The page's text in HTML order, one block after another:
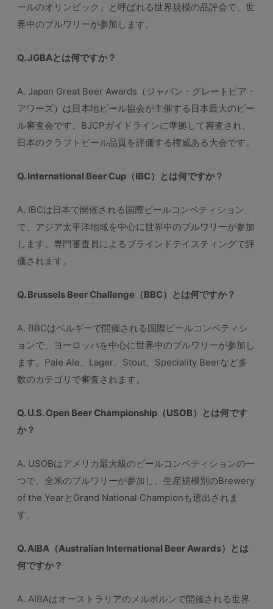
ールのオリンピック」と呼ばれる世界規模の品評会で、世
界中のブルワリーが参加します。
Q. JGBAとは何ですか？
A. Japan Great Beer Awards（ジャパン・グレートビア・
アワーズ）は日本地ビール協会が主催する日本最大のビー
ル審査会です。BJCPガイドラインに準拠して審査され、
日本のクラフトビール品質を評価する権威ある大会です。
Q. International Beer Cup（IBC）とは何ですか？
A. IBCは日本で開催される国際ビールコンペティション
で、アジア太平洋地域を中心に世界中のブルワリーが参加
します。専門審査員によるブラインドテイスティングで評
価されます。
Q. Brussels Beer Challenge（BBC）とは何ですか？
A. BBCはベルギーで開催される国際ビールコンペティシ
ョンで、ヨーロッパを中心に世界中のブルワリーが参加し
ます。Pale Ale、Lager、Stout、Speciality Beerなど多
数のカテゴリで審査されます。
Q. U.S. Open Beer Championship（USOB）とは何です
か？
A. USOBはアメリカ最大級のビールコンペティションの一
つで、全米のブルワリーが参加し、生産規模別のBrewery
of the YearとGrand National Championも選出されま
す。
Q. AIBA（Australian International Beer Awards）とは
何ですか？
A. AIBAはオーストラリアのメルボルンで開催される世界